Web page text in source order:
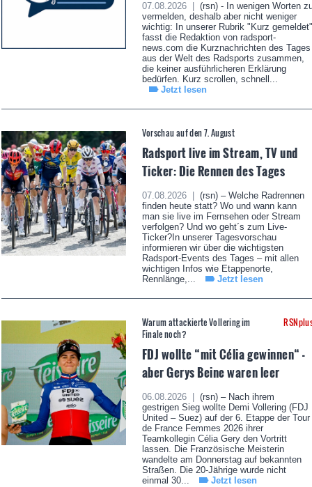
07.08.2026 |
(rsn) - In wenigen Worten
vermelden, deshalb aber nicht weniger
wichtig: In unserer Rubrik "Kurz gemeldet"
fasst die Redaktion von radsport-
news.com die Kurznachrichten des Tages
aus der Welt des Radsports zusammen,
die keiner ausführlicheren Erklärung
bedürfen. Kurz scrollen, schnell...
Jetzt lesen
Vorschau auf den 7. August
Radsport live im Stream, TV und
Ticker: Die Rennen des Tages
07.08.2026 |
(rsn) – Welche Radrennen
finden heute statt? Wo und wann kann
man sie live im Fernsehen oder Stream
verfolgen? Und wo geht´s zum Live-
Ticker?In unserer Tagesvorschau
informieren wir über die wichtigsten
Radsport-Events des Tages – mit allen
wichtigen Infos wie Etappenorte,
Rennlänge,...
Jetzt lesen
Warum attackierte Vollering im
Finale noch?
FDJ wollte “mit Célia gewinnen“ -
aber Gerys Beine waren leer
06.08.2026 |
(rsn) – Nach ihrem
gestrigen Sieg wollte Demi Vollering (FDJ
United – Suez) auf der 6. Etappe der Tour
de France Femmes 2026 ihrer
Teamkollegin Célia Gery den Vortritt
lassen. Die Französische Meisterin
wandelte am Donnerstag auf bekannten
Straßen. Die 20-Jährige wurde nicht
einmal 30...
Jetzt lesen